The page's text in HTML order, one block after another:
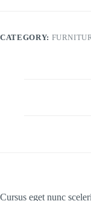
CATEGORY:
Cursus eget nunc